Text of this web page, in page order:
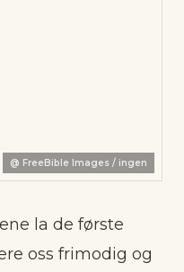
@ FreeBible Images / ingen
la de første
oss frimodig og